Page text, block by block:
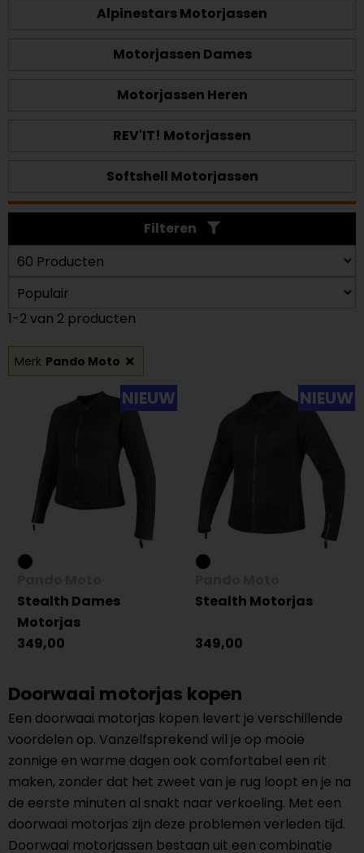
Alpinestars Motorjassen
Motorjassen Dames
Motorjassen Heren
REV'IT! Motorjassen
Softshell Motorjassen
Filteren
1-2 van 2 producten
Merk Pando Moto
NIEUW
Stealth Dames
Motorjas
349,00
NIEUW
Stealth Motorjas
349,00
Doorwaai motorjas kopen
Een doorwaai motorjas kopen levert je verschillende
voordelen op. Vanzelfsprekend wil je op mooie
zonnige en warme dagen ook comfortabel een rit
maken, zonder dat het zweet van je rug loopt en je na
de eerste minuten al snakt naar verkoeling. Met een
doorwaai motorjas zijn deze problemen verleden tijd.
Doorwaai motorjassen bestaan uit een combinatie